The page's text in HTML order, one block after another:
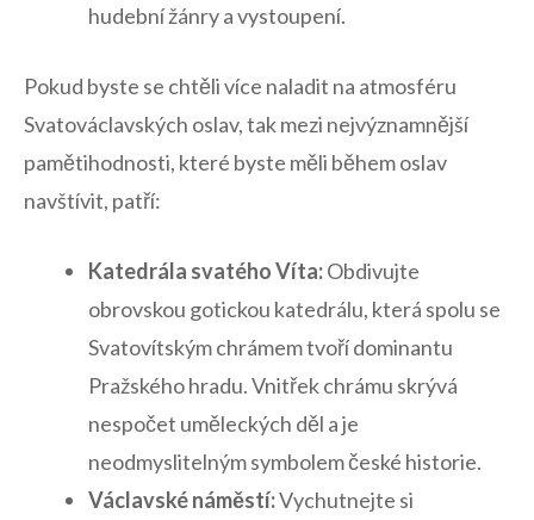
hudební ‍žánry a​ vystoupení.
Pokud ⁢byste se chtěli‍ více naladit na atmosféru⁣
Svatováclavských oslav, tak mezi nejvýznamnější
pamětihodnosti, které byste⁢ měli ⁣během ‌oslav
navštívit,⁢ patří:
Katedrála svatého Víta:Obdivujte
obrovskou gotickou⁤ katedrálu, která spolu se
Svatovítským chrámem tvoří dominantu
Pražského hradu. Vnitřek ‍chrámu ​skrývá
nespočet uměleckých děl a je
neodmyslitelným symbolem české ​historie.
Václavské ‌náměstí:Vychutnejte ⁣si